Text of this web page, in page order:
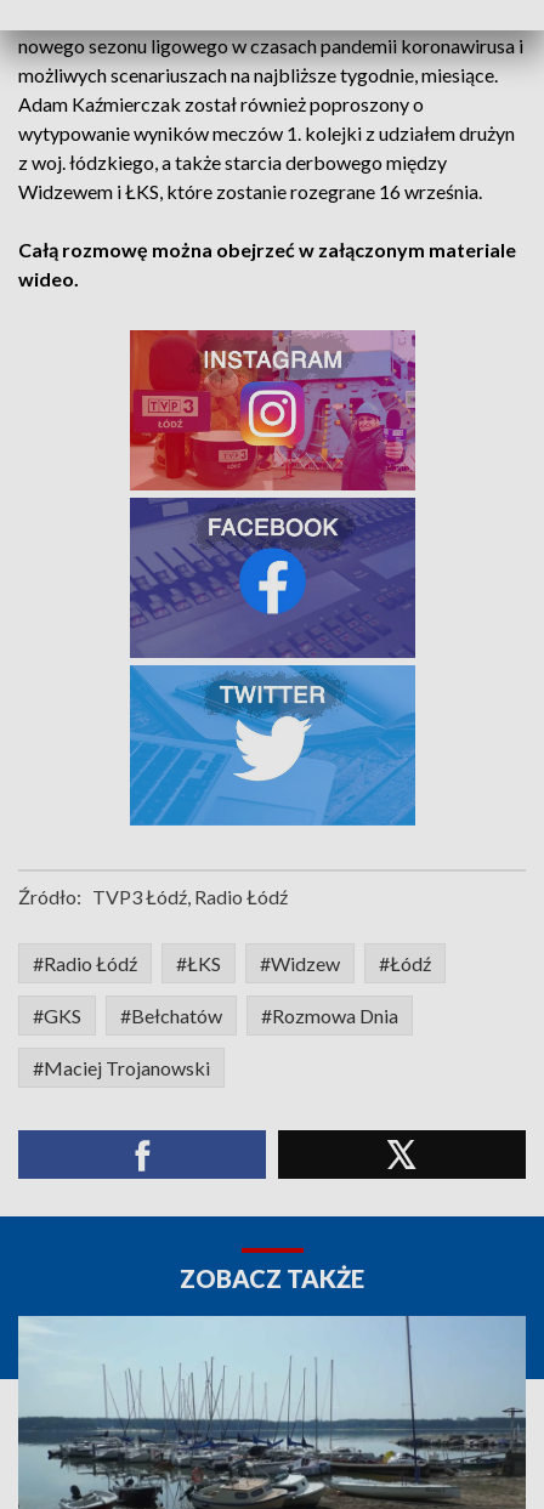
nowego sezonu ligowego w czasach pandemii koronawirusa i
możliwych scenariuszach na najbliższe tygodnie, miesiące.
Adam Kaźmierczak został również poproszony o
wytypowanie wyników meczów 1. kolejki z udziałem drużyn
z woj. łódzkiego, a także starcia derbowego między
Widzewem i ŁKS, które zostanie rozegrane 16 września.
Całą rozmowę można obejrzeć w załączonym materiale
wideo.
Źródło: TVP3 Łódź, Radio Łódź
#Radio Łódź #ŁKS #Widzew #Łódź
#GKS #Bełchatów #Rozmowa Dnia
#Maciej Trojanowski
ZOBACZ TAKŻE